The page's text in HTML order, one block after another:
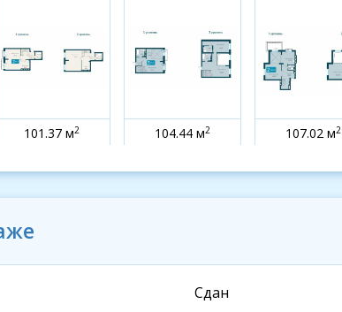
101.37 м2 104.44 м2 107.02 м2
Сдан